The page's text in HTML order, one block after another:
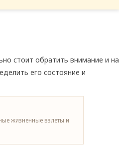
стоит обратить внимание и на
его состояние и
жизненные взлеты и